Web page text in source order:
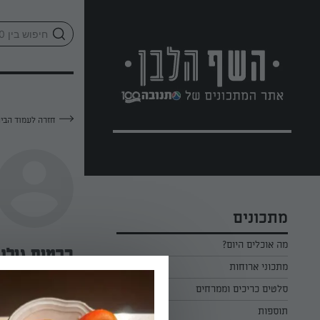
מתכונים
מה אוכלים היום?
מתכוני ארוחות
ארוחת בוקר
ארוחת צהריים
סלטים כריכים וממרחים
כל הסלטים כריכים וממרחים
תוספות
חזרה לעמוד
כרמית
—